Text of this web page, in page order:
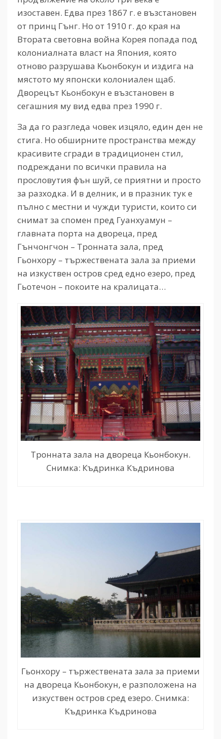
изоставен. Едва през 1867 г. е възстановен
от принц Гънг. Но от 1910 г. до края на
Втората световна война Корея попада под
колониалната власт на Япония, която
отново разрушава Кьонбокун и издига на
мястото му японски колониален щаб.
Дворецът Кьонбокун е възстановен в
сегашния му вид едва през 1990 г.
За да го разгледа човек изцяло, един ден не
стига. Но обширните пространства между
красивите сгради в традиционен стил,
подреждани по всички правила на
прословутия фън шуй, се приятни и просто
за разходка. И в делник, и в празник тук е
пълно с местни и чужди туристи, които си
снимат за спомен пред Гуанхуамун –
главната порта на двореца, пред
Гънчонгчон – Тронната зала, пред
Гьонхору – тържествената зала за приеми
на изкуствен остров сред едно езеро, пред
Гьотечон – покоите на кралицата…
Тронната зала на двореца Кьонбокун.
Снимка: Къдринка Къдринова
Гьонхору – тържествената зала за приеми
на двореца Кьонбокун, е разположена на
изкуствен остров сред езеро. Снимка:
Къдринка Къдринова